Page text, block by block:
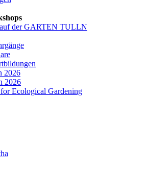
auf der GARTEN TULLN
2026
2026
Ecological Gardening